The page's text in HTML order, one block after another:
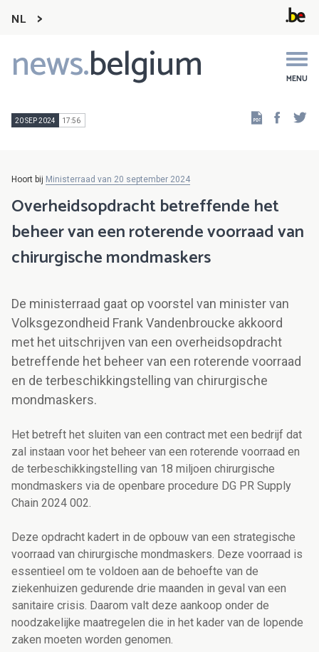
NL
news.belgium MENU
Main
navigation
20 SEP 2024 17:56
Hoort bij Ministerraad van 20 september 2024
Overheidsopdracht betreffende het
beheer van een roterende voorraad van
chirurgische mondmaskers
De ministerraad gaat op voorstel van minister van
Volksgezondheid Frank Vandenbroucke akkoord
met het uitschrijven van een overheidsopdracht
betreffende het beheer van een roterende voorraad
en de terbeschikkingstelling van chirurgische
mondmaskers.
Het betreft het sluiten van een contract met een bedrijf dat
zal instaan voor het beheer van een roterende voorraad en
de terbeschikkingstelling van 18 miljoen chirurgische
mondmaskers via de openbare procedure DG PR Supply
Chain 2024 002.
Deze opdracht kadert in de opbouw van een strategische
voorraad van chirurgische mondmaskers. Deze voorraad is
essentieel om te voldoen aan de behoefte van de
ziekenhuizen gedurende drie maanden in geval van een
sanitaire crisis. Daarom valt deze aankoop onder de
noodzakelijke maatregelen die in het kader van de lopende
zaken moeten worden genomen.